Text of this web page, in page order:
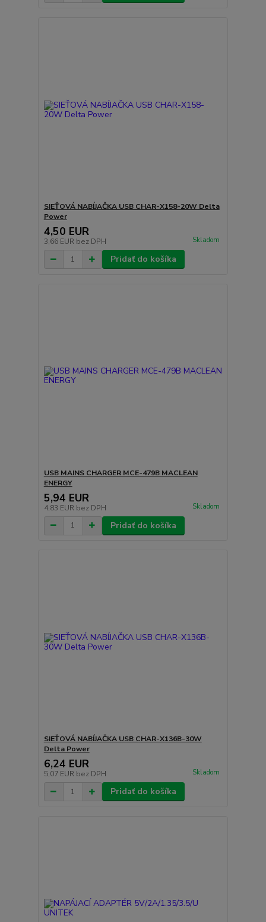
SIEŤOVÁ NABÍJAČKA USB CHAR-X158-20W Delta
Power
4,50 EUR
3,66 EUR bez DPH Skladom
Pridať do košíka
USB MAINS CHARGER MCE-479B MACLEAN
ENERGY
5,94 EUR
4,83 EUR bez DPH Skladom
Pridať do košíka
SIEŤOVÁ NABÍJAČKA USB CHAR-X136B-30W
Delta Power
6,24 EUR
5,07 EUR bez DPH Skladom
Pridať do košíka